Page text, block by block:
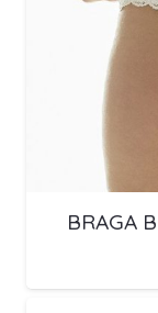
BRAGA